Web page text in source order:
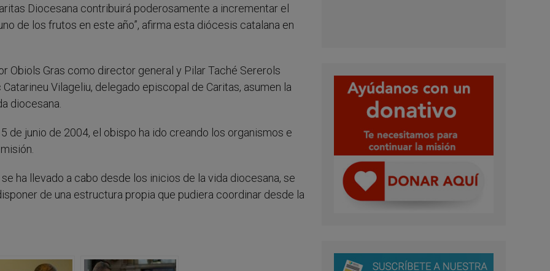
Diocesana contribuirá poderosamente a incrementar el
de los frutos en este año”, afirma esta diócesis catalana en
Obiols Gras como director general y Pilar Taché Sererols
Vilageliu, delegado episcopal de Caritas, asumen la
diocesana.
de junio de 2004, el obispo ha ido creando los organismos e
ha llevado a cabo desde los inicios de la vida diocesana, se
de una estructura propia que pudiera coordinar desde la